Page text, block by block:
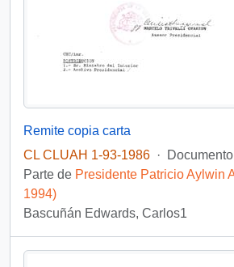
Remite copia carta
CL CLUAH 1-93-1986 · Documento
Parte de Presidente Patricio Aylwin
1994)
Bascuñán Edwards, Carlos1